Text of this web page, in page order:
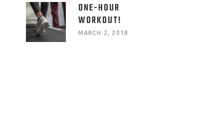
ONE-HOUR
WORKOUT!
MARCH 2, 2018